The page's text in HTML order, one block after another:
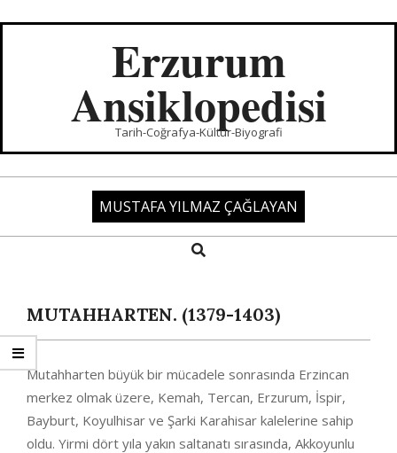
Erzurum
Ansiklopedisi
Tarih-Coğrafya-Kültür-Biyografi
MUSTAFA YILMAZ ÇAĞLAYAN
Search
MUTAHHARTEN. (1379-1403)
Mutahharten büyük bir mücadele sonrasında Erzincan
merkez olmak üzere, Kemah, Tercan, Erzurum, İspir,
Bayburt, Koyulhisar ve Şarki Karahisar kalelerine sahip
oldu. Yirmi dört yıla yakın saltanatı sırasında, Akkoyunlu